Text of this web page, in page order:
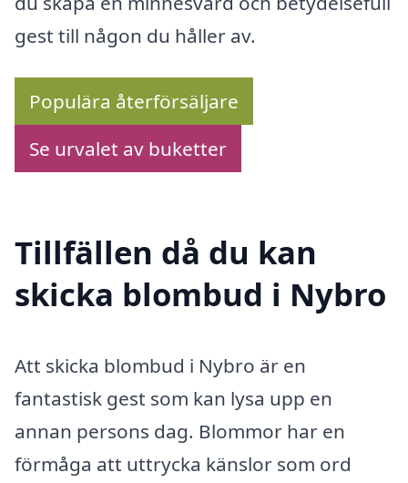
gest till någon du håller av.
Populära återförsäljare
Se urvalet av buketter
Tillfällen då du kan
skicka blombud i Nybro
Att skicka blombud i Nybro är en
fantastisk gest som kan lysa upp en
annan persons dag. Blommor har en
förmåga att uttrycka känslor som ord